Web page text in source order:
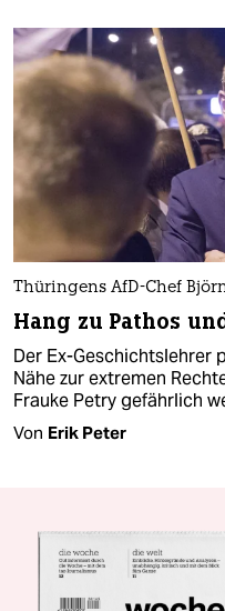
Thüringens AfD-Chef
Hang zu Pathos
Der Ex-Geschichtslehrer
Nähe zur extremen
Frauke Petry gefährlich
Von Erik Peter